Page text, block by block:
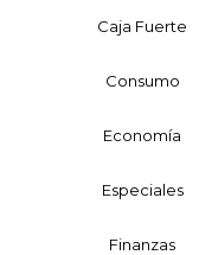
Caja Fuerte
Consumo
Economía
Especiales
Finanzas